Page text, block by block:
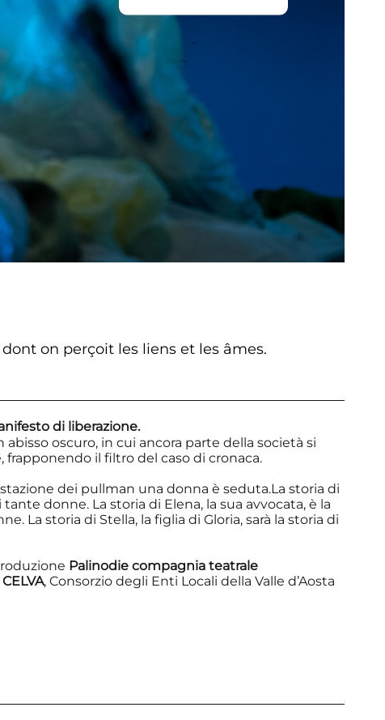
on perçoit les liens et les âmes.
di liberazione.
abisso oscuro, in cui ancora parte della società si
frapponendo il filtro del caso di cronaca.
dei pullman una donna è seduta.La storia di
tante donne. La storia di Elena, la sua avvocata, è la
La storia di Stella, la figlia di Gloria, sarà la storia di
Palinodie compagnia teatrale
CELVA, Consorzio degli Enti Locali della Valle d’Aosta